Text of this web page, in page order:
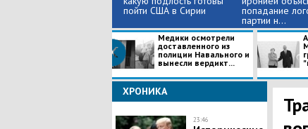
пойти США в Сирии попадание
партии н...
Медики осмотрели
доставленного из
полиции Навального и
вынесли вердикт...
ХРОНИКА
23:46